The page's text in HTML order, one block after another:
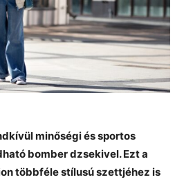
minőségi és sportos
bomber dzsekivel. Ezt a
többféle stílusú szettjéhez is